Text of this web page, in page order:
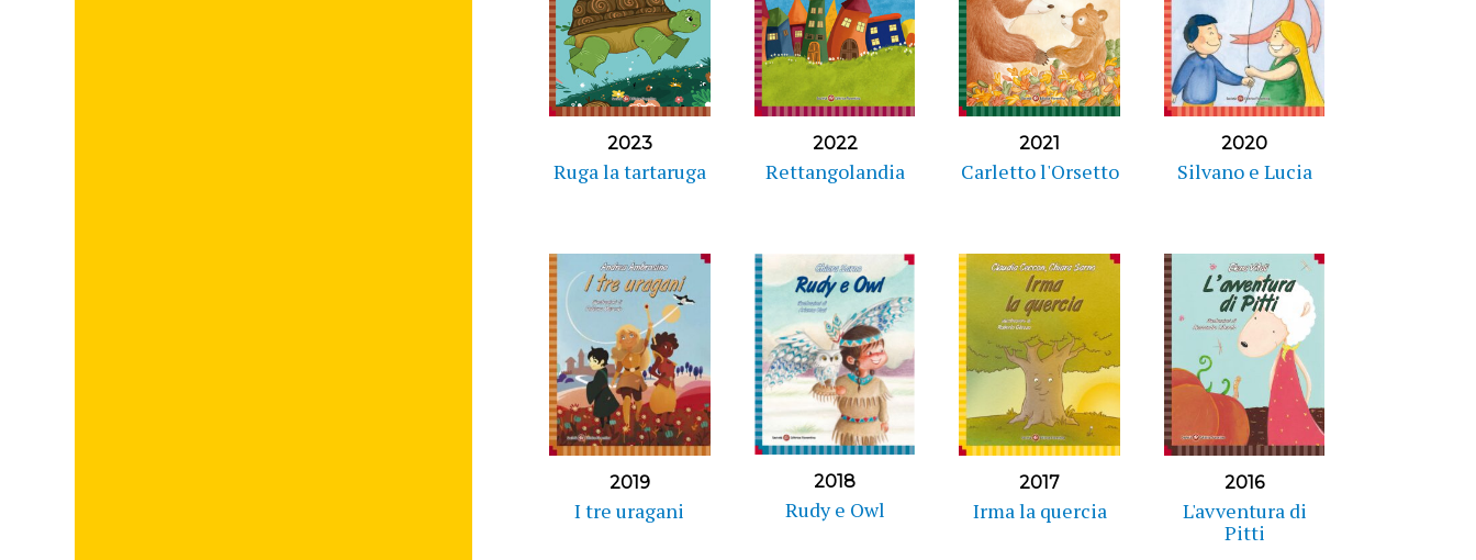
2023
Ruga la tartaruga
2022
Rettangolandia
2021
Carletto l'Orsetto
2020
Silvano e Lucia
2019
I tre uragani
2018
Rudy e Owl
2017
Irma la quercia
2016
L'avventura di
Pitti